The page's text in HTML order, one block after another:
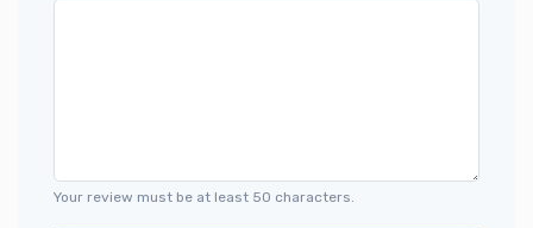
Your review must be at least 50 characters.